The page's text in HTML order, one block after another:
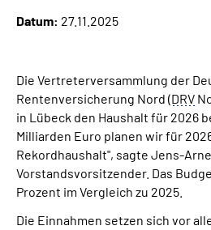
Über uns
Online-Services
Inhalte in Gebärdensprache
Datum: 27.11.2025
Die Vertreterversammlung der
Rentenversicherung Nord (DRV
in Lübeck den Haushalt für 2026
Milliarden Euro planen wir für
Rekordhaushalt", sagte Jens-
Vorstandsvorsitzender. Das
Prozent im Vergleich zu 2025.
Die Einnahmen setzen sich vor